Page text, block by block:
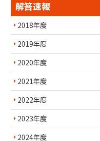
解答速報
2018年度
2019年度
2020年度
2021年度
2022年度
2023年度
2024年度